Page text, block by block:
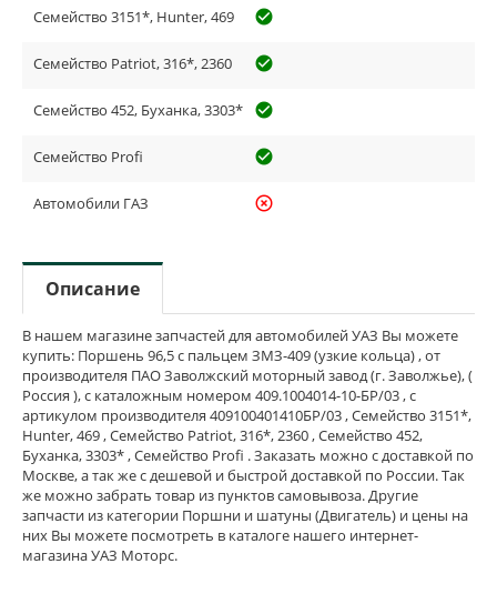
Семейство 3151*, Hunter, 469 check_circle_outline
Семейство Patriot, 316*, 2360 check_circle_outline
Семейство 452, Буханка, 3303* check_circle_outline
Семейство Profi check_circle_outline
Автомобили ГАЗ highlight_off
Описание
В нашем магазине запчастей для автомобилей УАЗ Вы можете
купить: Поршень 96,5 с пальцем ЗМЗ-409 (узкие кольца) , от
производителя ПАО Заволжский моторный завод (г. Заволжье), (
Россия ), с каталожным номером 409.1004014-10-БР/03 , с
артикулом производителя 409100401410БР/03 , Семейство 3151*,
Hunter, 469 , Семейство Patriot, 316*, 2360 , Семейство 452,
Буханка, 3303* , Семейство Profi . Заказать можно с доставкой по
Москве, а так же с дешевой и быстрой доставкой по России. Так
же можно забрать товар из пунктов самовывоза. Другие
запчасти из категории Поршни и шатуны (Двигатель) и цены на
них Вы можете посмотреть в каталоге нашего интернет-
магазина УАЗ Моторс.